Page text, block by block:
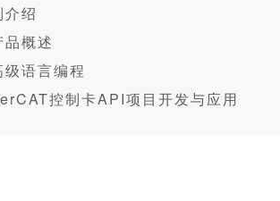
绍
概述
语言编程
控制卡API项目开发与应用